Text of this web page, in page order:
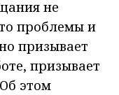
не
проблемы и
призывает
призывает
этом